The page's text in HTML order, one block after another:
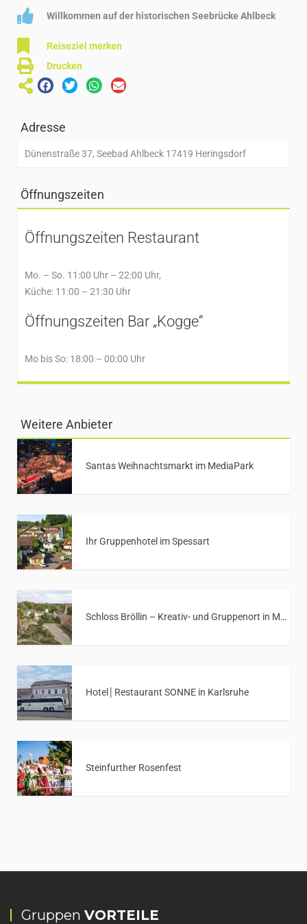
Willkommen auf der historischen Seebrücke Ahlbeck
Reiseziel merken
Drucken
Adresse
Dünenstraße 37, Seebad Ahlbeck 17419 Heringsdorf
Öffnungszeiten
Öffnungszeiten Restaurant
Mo. – So. 11:00 Uhr – 22:00 Uhr,
Küche: 11:00 – 21:30 Uhr
Öffnungszeiten Bar „Kogge“
Mo bis So: 18:00 – 00:00 Uhr
Weitere Anbieter
Santas Weihnachtsmarkt im MediaPark
Ihr Gruppenhotel im Spessart
Schloss Bröllin – Kreativ- und Gruppenort in Mecklenburg-Vorpommern
Hotel│Restaurant SONNE in Karlsruhe
Steinfurther Rosenfest
Gruppen VORTEILE